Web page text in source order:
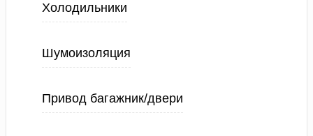
Холодильники
Шумоизоляция
Привод багажник/двери